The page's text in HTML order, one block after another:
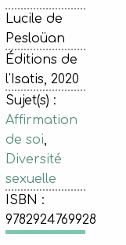
Lucile de
Pesloüan
Éditions de
l'Isatis, 2020
Sujet(s) :
Affirmation
de soi,
Diversité
sexuelle
ISBN :
9782924769928